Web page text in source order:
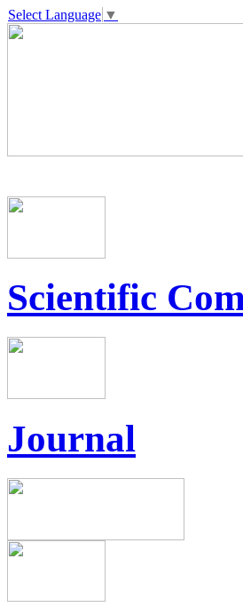
Select Language ▼
Scientific
Journal